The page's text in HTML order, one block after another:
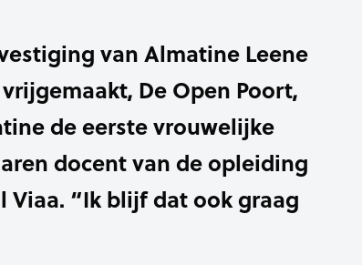
van Almatine Leene
De Open Poort,
de eerste vrouwelijke
docent van de opleiding
Viaa. “Ik blijf dat ook graag